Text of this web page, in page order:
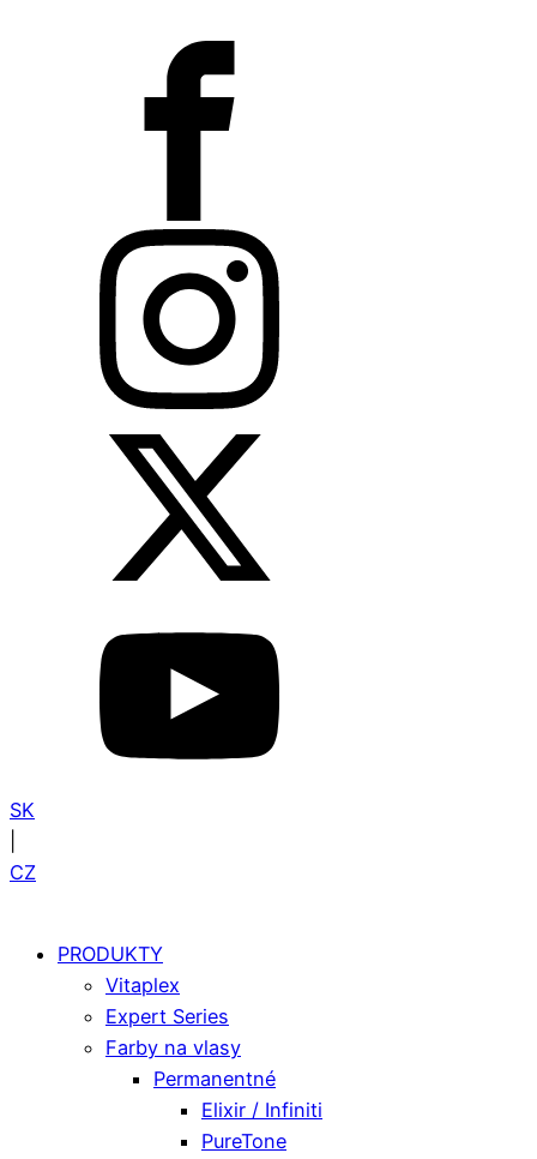
SK
CZ
PRODUKTY
Vitaplex
Expert Series
Farby na vlasy
Permanentné
Elixir / Infiniti
PureTone